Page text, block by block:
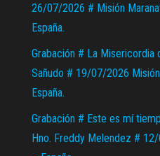
26/07/2026 # Misión
España.
Grabación # La Misericordia
Sañudo # 19/07/2026
España.
Grabación # Este es mí
Hno. Freddy Melendez #